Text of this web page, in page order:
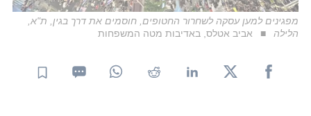
מפגינים למען עסקה לשחרור החטופים, חוסמים את דרך בגין, ת"א,
הלילה
אביב אטלס, באדיבות מטה המשפחות